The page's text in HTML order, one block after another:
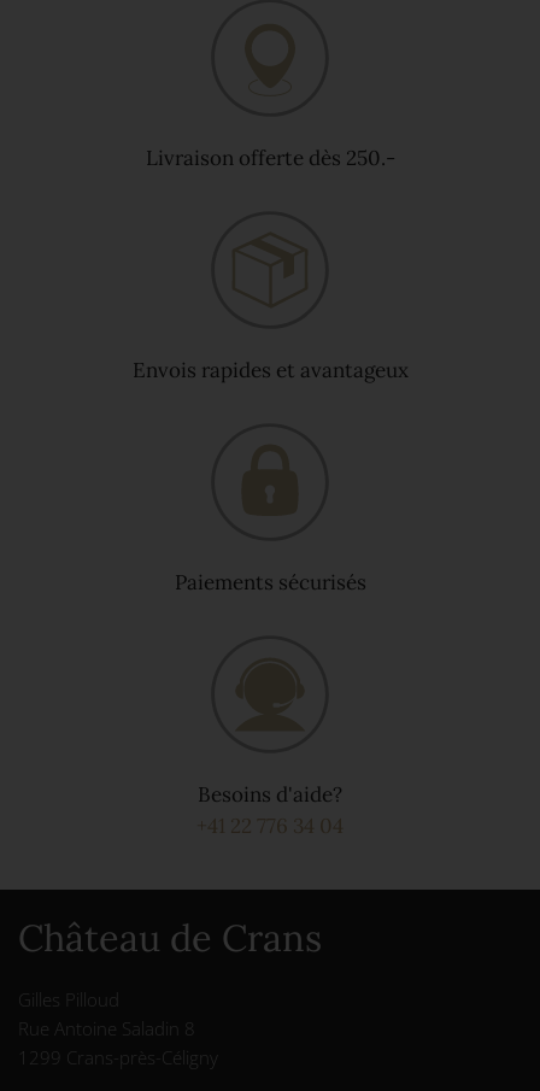
Livraison offerte dès 250.-
Envois rapides et avantageux
Paiements sécurisés
Besoins d'aide?
+41 22 776 34 04
Château de Crans
Gilles Pilloud
Rue Antoine Saladin 8
1299 Crans-près-Céligny